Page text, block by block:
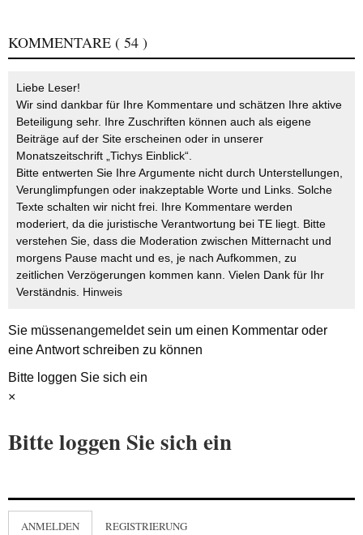
KOMMENTARE ( 54 )
Liebe Leser!
Wir sind dankbar für Ihre Kommentare und schätzen Ihre aktive
Beteiligung sehr. Ihre Zuschriften können auch als eigene
Beiträge auf der Site erscheinen oder in unserer
Monatszeitschrift „Tichys Einblick“.
Bitte entwerten Sie Ihre Argumente nicht durch Unterstellungen,
Verunglimpfungen oder inakzeptable Worte und Links. Solche
Texte schalten wir nicht frei. Ihre Kommentare werden
moderiert, da die juristische Verantwortung bei TE liegt. Bitte
verstehen Sie, dass die Moderation zwischen Mitternacht und
morgens Pause macht und es, je nach Aufkommen, zu
zeitlichen Verzögerungen kommen kann. Vielen Dank für Ihr
Verständnis. Hinweis
Sie müssenangemeldetsein um einen Kommentar oder
eine Antwort schreiben zu können
Bitte loggen Sie sich ein
×
Bitte loggen Sie sich ein
ANMELDEN REGISTRIERUNG